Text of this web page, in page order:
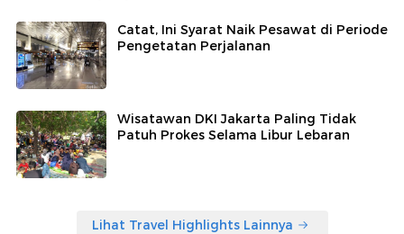
Catat, Ini Syarat Naik Pesawat di Periode
Pengetatan Perjalanan
Wisatawan DKI Jakarta Paling Tidak
Patuh Prokes Selama Libur Lebaran
Lihat Travel Highlights Lainnya